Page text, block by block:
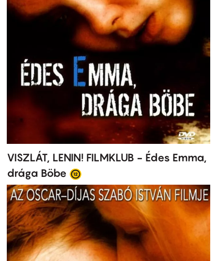
VISZLÁT, LENIN! FILMKLUB - Édes Emma,
drága Böbe